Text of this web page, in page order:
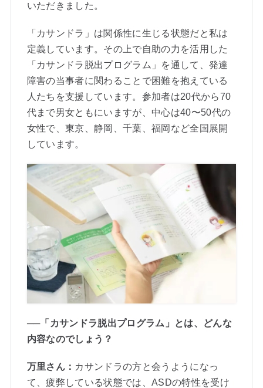
いただきました。
「カサンドラ」は関係性に生じる状態だと私は
定義しています。その上で自助の力を活用した
「カサンドラ脱出プログラム」を通して、発達
障害の当事者に関わることで困難を抱えている
人たちを支援しています。参加者は20代から70
代まで男女ともにいますが、中心は40〜50代の
女性で、東京、静岡、千葉、福岡など全国展開
しています。
──「カサンドラ脱出プログラム」とは、どんな
内容なのでしょう？
万里さん： カサンドラの方と会うようになっ
て、疲弊している状態では、ASDの特性を受け